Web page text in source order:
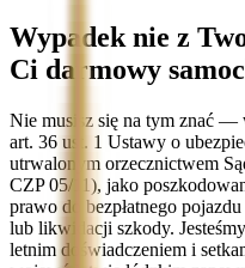
Wypadek nie z
Ci darmowy
Nie musisz się na tym znać —
art. 36 ust. 1 Ustawy o
utrwalonym orzecznictwem
CZP 05/11), jako
prawo do bezpłatnego
lub likwidacji szkody.
letnim doświadczeniem i